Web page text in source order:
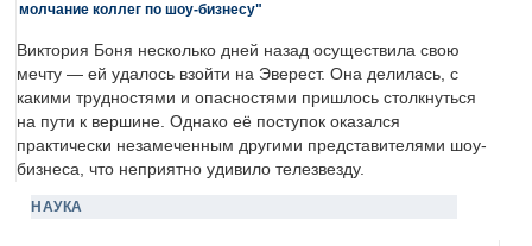
молчание коллег по шоу-бизнесу"
Виктория Боня несколько дней назад осуществила свою
мечту — ей удалось взойти на Эверест. Она делилась, с
какими трудностями и опасностями пришлось столкнуться
на пути к вершине. Однако её поступок оказался
практически незамеченным другими представителями шоу-
бизнеса, что неприятно удивило телезвезду.
НАУКА